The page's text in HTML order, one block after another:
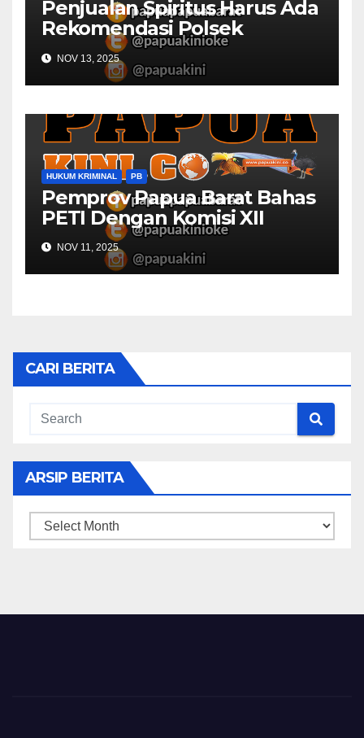
Penjualan Spiritus Harus Ada
Rekomendasi Polsek
Kaimana
NOV 13, 2025
HUKUM KRIMINAL PB
Pemprov Papua Barat Bahas
PETI Dengan Komisi XII
NOV 11, 2025
CARI BERITA
ARSIP BERITA
ARSIP